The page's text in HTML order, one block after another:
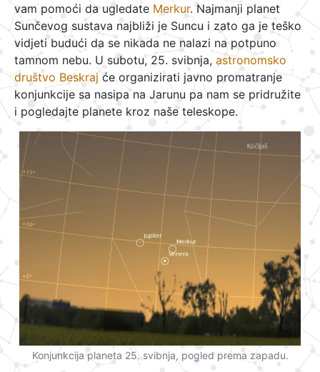
vam pomoći da ugledate Merkur. Najmanji planet
Sunčevog sustava najbliži je Suncu i zato ga je teško
vidjeti budući da se nikada ne nalazi na potpuno
tamnom nebu. U subotu, 25. svibnja, astronomsko
društvo Beskraj će organizirati javno promatranje
konjunkcije sa nasipa na Jarunu pa nam se pridružite
i pogledajte planete kroz naše teleskope.
Konjunkcija planeta 25. svibnja, pogled prema zapadu.